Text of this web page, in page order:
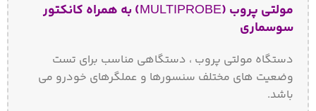
مولتی پروب (MULTIPROBE) به همراه کانکتور
سوسماری
دستگاه مولتی پروب ، دستگاهی مناسب برای تست
وضعیت های مختلف سنسورها و عملگرهای خودرو می
باشد.